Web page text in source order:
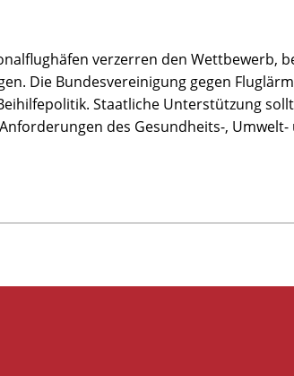
verzerren den Wettbewerb,
Die Bundesvereinigung gegen
Staatliche Unterstützung
des Gesundheits-,